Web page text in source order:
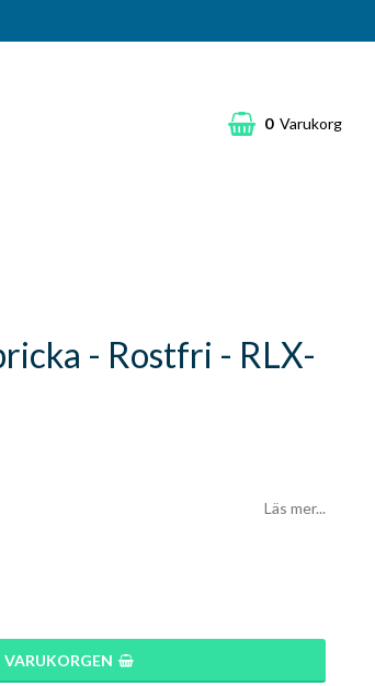
0 Varukorg
- Rostfri - RLX-
Läs mer...
VARUKORGEN